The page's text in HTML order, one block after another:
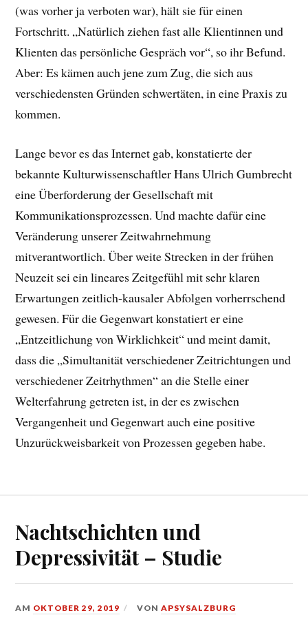
(was vorher ja verboten war), hält sie für einen
Fortschritt. „Natürlich ziehen fast alle Klientinnen und
Klienten das persönliche Gespräch vor“, so ihr Befund.
Aber: Es kämen auch jene zum Zug, die sich aus
verschiedensten Gründen schwertäten, in eine Praxis zu
kommen.
Lange bevor es das Internet gab, konstatierte der
bekannte Kulturwissenschaftler Hans Ulrich Gumbrecht
eine Überforderung der Gesellschaft mit
Kommunikationsprozessen. Und machte dafür eine
Veränderung unserer Zeitwahrnehmung
mitverantwortlich. Über weite Strecken in der frühen
Neuzeit sei ein lineares Zeitgefühl mit sehr klaren
Erwartungen zeitlich-kausaler Abfolgen vorherrschend
gewesen. Für die Gegenwart konstatiert er eine
„Entzeitlichung von Wirklichkeit“ und meint damit,
dass die „Simultanität verschiedener Zeitrichtungen und
verschiedener Zeitrhythmen“ an die Stelle einer
Welterfahrung getreten ist, in der es zwischen
Vergangenheit und Gegenwart auch eine positive
Unzurückweisbarkeit von Prozessen gegeben habe.
Nachtschichten und
Depressivität – Studie
AM OKTOBER 29, 2019 VONAPSYSALZBURG